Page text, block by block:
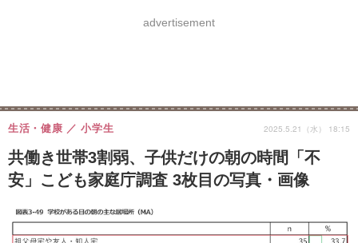
8月開催学校説明会・相談会
advertisement
共働き世帯3割弱、子供だけの朝の時間「不
安」こども家庭庁調査 3枚目の写真・画像
生活・健康 小学生 2025.5.21（水） 18:15